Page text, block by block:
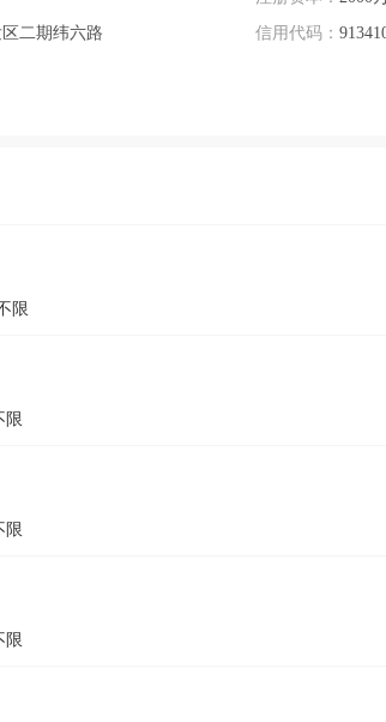
二期纬六路
信用代码：
限
限
限
限